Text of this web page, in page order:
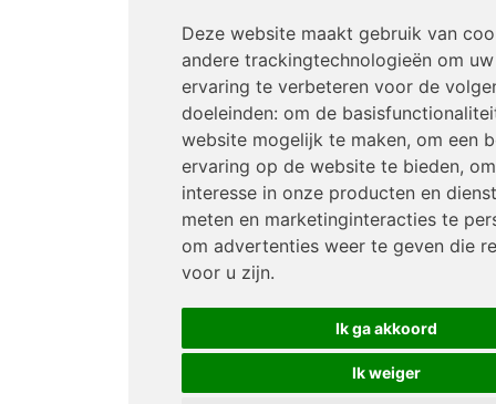
Deze website maakt gebruik van
andere trackingtechnologieën om
ervaring te verbeteren voor de
doeleinden: om de
website mogelijk te maken, om een
ervaring op de website te bieden,
interesse in onze producten en
meten en marketinginteracties te
om advertenties weer te geven die
voor u zijn.
Ik ga akkoord
Ik weiger